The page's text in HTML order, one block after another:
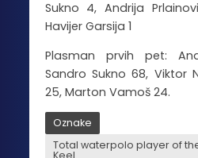
Sukno 4, Andrija
Havijer Garsija 1
Plasman prvih pet:
Sandro Sukno 68, Viktor
25, Marton Vamoš 24.
Oznake
Total waterpolo player of
Keel